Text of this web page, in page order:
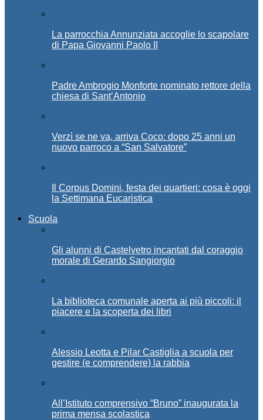
La parrocchia Annunziata accoglie lo scapolare
di Papa Giovanni Paolo II
Padre Ambrogio Monforte nominato rettore della
chiesa di Sant’Antonio
Verzì se ne va, arriva Coco: dopo 25 anni un
nuovo parroco a “San Salvatore”
Il Corpus Domini, festa dei quartieri: cosa è oggi
la Settimana Eucaristica
Scuola
Gli alunni di Castelvetro incantati dal coraggio
morale di Gerardo Sangiorgio
La biblioteca comunale aperta ai più piccoli: il
piacere e la scoperta dei libri
Alessio Leotta e Pilar Castiglia a scuola per
gestire (e comprendere) la rabbia
All’Istituto comprensivo “Bruno” inaugurata la
prima mensa scolastica